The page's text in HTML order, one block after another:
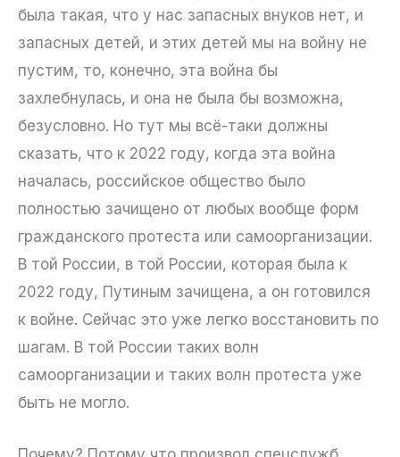
была такая, что у нас запасных внуков нет, и
запасных детей, и этих детей мы на войну не
пустим, то, конечно, эта война бы
захлебнулась, и она не была бы возможна,
безусловно. Но тут мы всё-таки должны
сказать, что к 2022 году, когда эта война
началась, российское общество было
полностью зачищено от любых вообще форм
гражданского протеста или самоорганизации.
В той России, в той России, которая была к
2022 году, Путиным зачищена, а он готовился
к войне. Сейчас это уже легко восстановить по
шагам. В той России таких волн
самоорганизации и таких волн протеста уже
быть не могло.